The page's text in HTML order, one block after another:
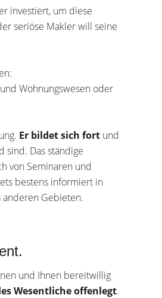
investiert, um diese
seriöse Makler will seine
Wohnungswesen oder
Er bildet sich fort und
sind. Das ständige
von Seminaren und
bestens informiert in
Gebieten.
und Ihnen bereitwillig
Wesentliche offenlegt.